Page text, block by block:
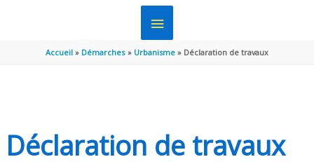
MENU
PRINCIPAL
Accueil Démarches Urbanisme Déclaration de travaux
Déclaration de travaux